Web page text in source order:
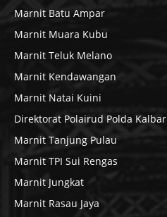
Marnit Batu Ampar
Marnit Muara Kubu
Marnit Teluk Melano
Marnit Kendawangan
Marnit Natai Kuini
Direktorat Polairud Polda Kalbar
Marnit Tanjung Pulau
Marnit TPI Sui Rengas
Marnit Jungkat
Marnit Rasau Jaya